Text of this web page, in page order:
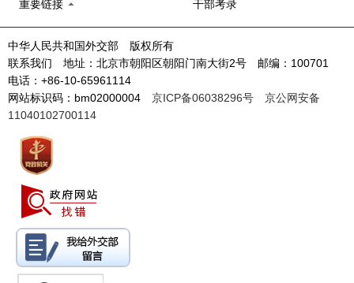
重要链接 干部考录
中华人民共和国外交部 版权所有
联系我们 地址：北京市朝阳区朝阳门南大街2号 邮编：100701
电话：+86-10-65961114
网站标识码：bm02000004 京ICP备06038296号
京公网安备
11040102700114